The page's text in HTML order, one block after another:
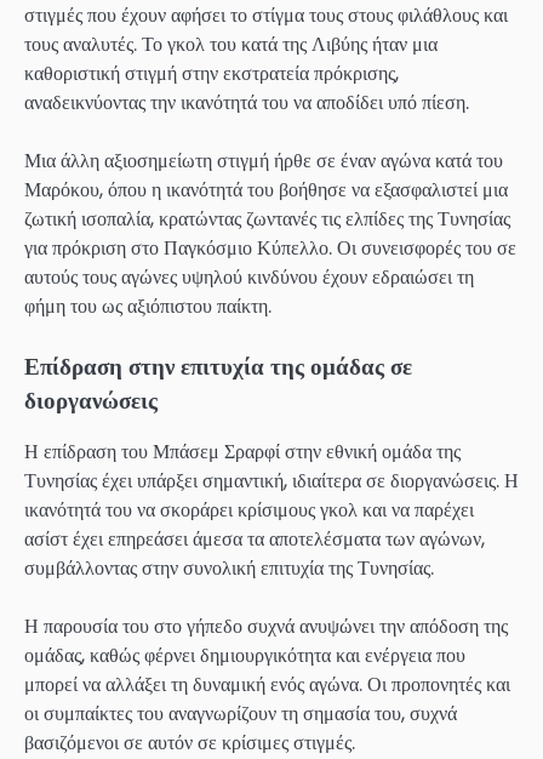
στιγμές που έχουν αφήσει το στίγμα τους στους φιλάθλους και
τους αναλυτές. Το γκολ του κατά της Λιβύης ήταν μια
καθοριστική στιγμή στην εκστρατεία πρόκρισης,
αναδεικνύοντας την ικανότητά του να αποδίδει υπό πίεση.
Μια άλλη αξιοσημείωτη στιγμή ήρθε σε έναν αγώνα κατά του
Μαρόκου, όπου η ικανότητά του βοήθησε να εξασφαλιστεί μια
ζωτική ισοπαλία, κρατώντας ζωντανές τις ελπίδες της Τυνησίας
για πρόκριση στο Παγκόσμιο Κύπελλο. Οι συνεισφορές του σε
αυτούς τους αγώνες υψηλού κινδύνου έχουν εδραιώσει τη
φήμη του ως αξιόπιστου παίκτη.
Επίδραση στην επιτυχία της ομάδας σε
διοργανώσεις
Η επίδραση του Μπάσεμ Σραρφί στην εθνική ομάδα της
Τυνησίας έχει υπάρξει σημαντική, ιδιαίτερα σε διοργανώσεις. Η
ικανότητά του να σκοράρει κρίσιμους γκολ και να παρέχει
ασίστ έχει επηρεάσει άμεσα τα αποτελέσματα των αγώνων,
συμβάλλοντας στην συνολική επιτυχία της Τυνησίας.
Η παρουσία του στο γήπεδο συχνά ανυψώνει την απόδοση της
ομάδας, καθώς φέρνει δημιουργικότητα και ενέργεια που
μπορεί να αλλάξει τη δυναμική ενός αγώνα. Οι προπονητές και
οι συμπαίκτες του αναγνωρίζουν τη σημασία του, συχνά
βασιζόμενοι σε αυτόν σε κρίσιμες στιγμές.